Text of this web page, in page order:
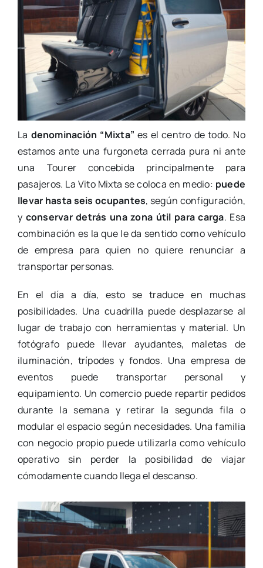
La denominación “Mixta” es el centro de todo. No
estamos ante una furgoneta cerrada pura ni ante
una Tourer concebida principalmente para
pasajeros. La Vito Mixta se coloca en medio: puede
llevar hasta seis ocupantes, según configuración,
y conservar detrás una zona útil para carga. Esa
combinación es la que le da sentido como vehículo
de empresa para quien no quiere renunciar a
transportar personas.
En el día a día, esto se traduce en muchas
posibilidades. Una cuadrilla puede desplazarse al
lugar de trabajo con herramientas y material. Un
fotógrafo puede llevar ayudantes, maletas de
iluminación, trípodes y fondos. Una empresa de
eventos puede transportar personal y
equipamiento. Un comercio puede repartir pedidos
durante la semana y retirar la segunda fila o
modular el espacio según necesidades. Una familia
con negocio propio puede utilizarla como vehículo
operativo sin perder la posibilidad de viajar
cómodamente cuando llega el descanso.